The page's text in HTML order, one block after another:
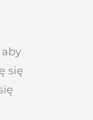
aby
się